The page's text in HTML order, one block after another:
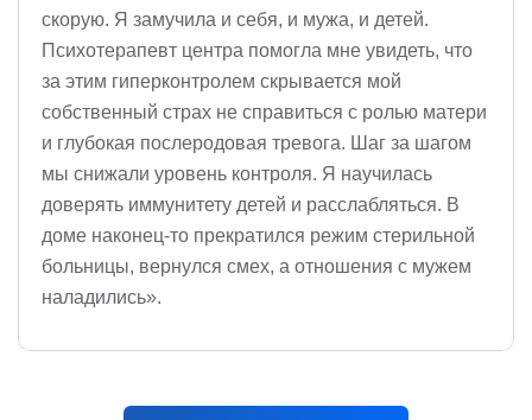
скорую. Я замучила и себя, и мужа, и детей.
Психотерапевт центра помогла мне увидеть, что
за этим гиперконтролем скрывается мой
собственный страх не справиться с ролью матери
и глубокая послеродовая тревога. Шаг за шагом
мы снижали уровень контроля. Я научилась
доверять иммунитету детей и расслабляться. В
доме наконец-то прекратился режим стерильной
больницы, вернулся смех, а отношения с мужем
наладились».